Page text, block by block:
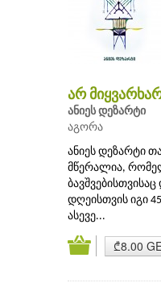
არ
ანიეს დეზარტი
აგორა
ანიეს დეზარტი
მწერალია,
დღეისთვის იგი
ასევე...
₾8.00